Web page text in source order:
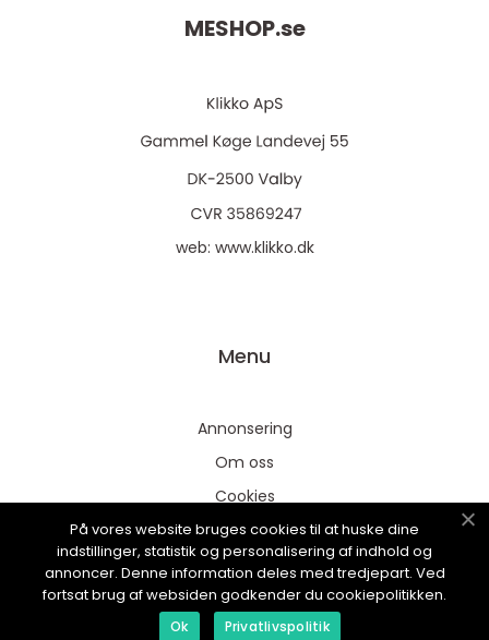
MESHOP.se
web: www.klikko.dk
Menu
Annonsering
Om oss
Cookies
Kontakta oss
Sitemap
På vores website bruges cookies til at huske dine
indstillinger, statistik og personalisering af indhold og
annoncer. Denne information deles med tredjepart. Ved
fortsat brug af websiden godkender du cookiepolitikken.
Ok Privatlivspolitik